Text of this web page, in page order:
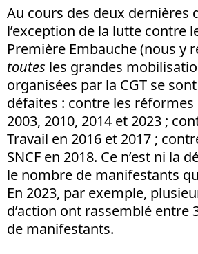
Au cours des deux dernières
l’exception de la lutte contre
Première Embauche (nous y
toutes les grandes
organisées par la CGT se
défaites : contre les
2003, 2010, 2014 et 2023 ;
Travail en 2016 et 2017 ;
SNCF en 2018. Ce n’est ni la
le nombre de manifestants
En 2023, par exemple,
d’action ont rassemblé entre
de manifestants.